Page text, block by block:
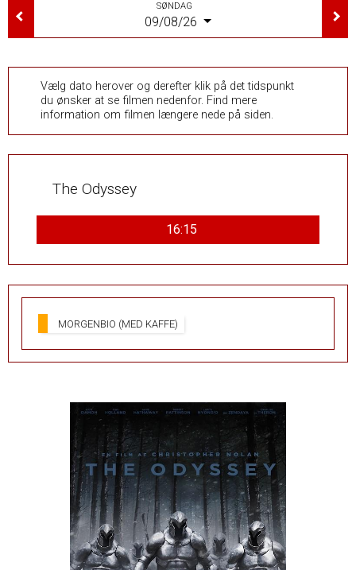
SØNDAG
09/08/26
Vælg dato herover og derefter klik på det tidspunkt
du ønsker at se filmen nedenfor. Find mere
information om filmen længere nede på siden.
The Odyssey
16:15
MORGENBIO (MED KAFFE)